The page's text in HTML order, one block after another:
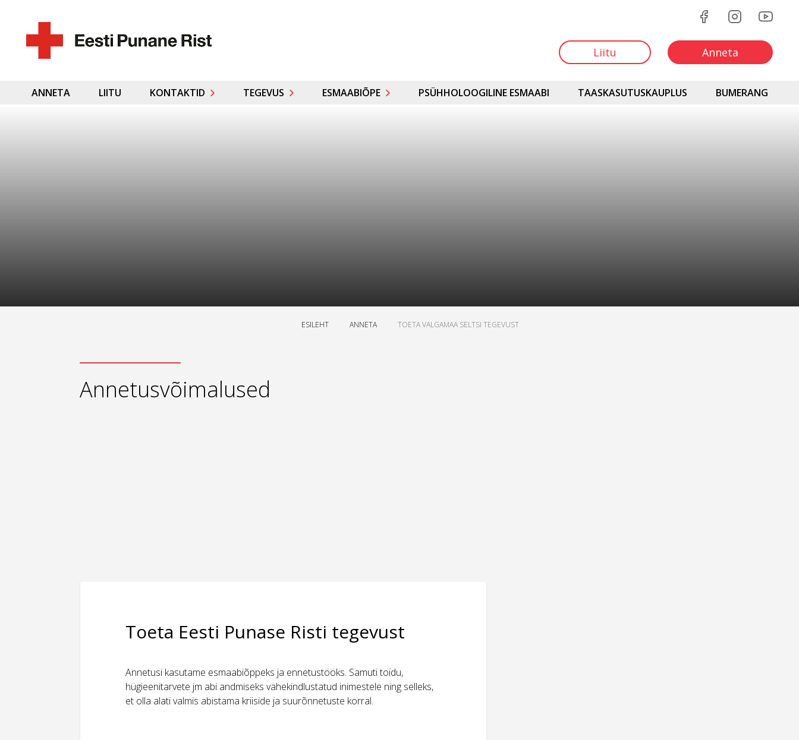
Liitu Anneta
ANNETA LIITU KONTAKTID TEGEVUS ESMAABIÕPE PSÜHHOLOOGILINE ESMAABI TAASKASUTUSKAUPLUS BUMERANG
ESILEHT ANNETA TOETA VALGAMAA SELTSI TEGEVUST
Annetusvõimalused
Toeta Eesti Punase Risti tegevust
Annetusi kasutame esmaabiõppeks ja ennetustööks. Samuti toidu,
hügieenitarvete jm abi andmiseks vähekindlustatud inimestele ning selleks,
et olla alati valmis abistama kriiside ja suurõnnetuste korral.